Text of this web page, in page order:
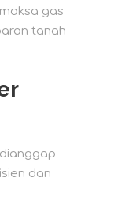
gas
tanah
dan